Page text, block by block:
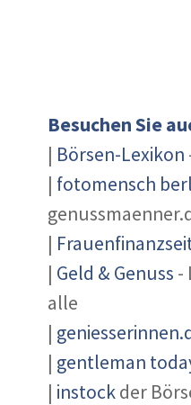
Besuchen Sie
| Börsen-Lexikon
| fotomensch
|
| Geld & Genuss -
alle
|
| gentleman
| instockder